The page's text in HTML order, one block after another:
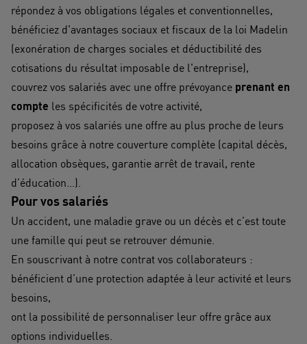
répondez à vos obligations légales et conventionnelles,
bénéficiez d'avantages sociaux et fiscaux de la loi Madelin
(exonération de charges sociales et déductibilité des
cotisations du résultat imposable de l'entreprise),
couvrez vos salariés avec une offre prévoyance prenant en
compte les spécificités de votre activité,
proposez à vos salariés une offre au plus proche de leurs
besoins grâce à notre couverture complète (capital décès,
allocation obsèques, garantie arrêt de travail, rente
d’éducation...).
Pour vos salariés
Un accident, une maladie grave ou un décès et c’est toute
une famille qui peut se retrouver démunie.
En souscrivant à notre contrat vos collaborateurs :
bénéficient d’une protection adaptée à leur activité et leurs
besoins,
ont la possibilité de personnaliser leur offre grâce aux
options individuelles.